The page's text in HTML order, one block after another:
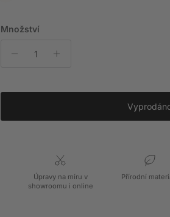
Množství
Úpravy na míru v
showroomu i online
Přírodní